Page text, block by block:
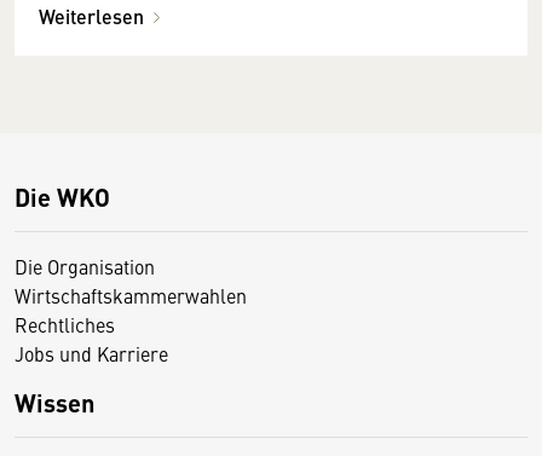
Weiterlesen
Die WKO
Die Organisation
Wirtschaftskammerwahlen
Rechtliches
Jobs und Karriere
Wissen